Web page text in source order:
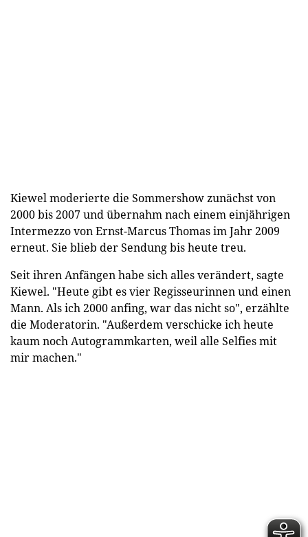
Kiewel moderierte die Sommershow zunächst von
2000 bis 2007 und übernahm nach einem einjährigen
Intermezzo von Ernst-Marcus Thomas im Jahr 2009
erneut. Sie blieb der Sendung bis heute treu.
Seit ihren Anfängen habe sich alles verändert, sagte
Kiewel. "Heute gibt es vier Regisseurinnen und einen
Mann. Als ich 2000 anfing, war das nicht so", erzählte
die Moderatorin. "Außerdem verschicke ich heute
kaum noch Autogrammkarten, weil alle Selfies mit
mir machen."